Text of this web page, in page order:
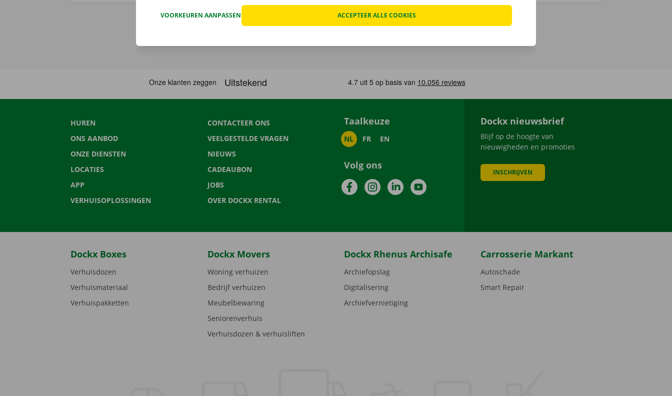
HUREN
ONS AANBOD
ONZE DIENSTEN
LOCATIES
APP
VERHUISOPLOSSINGEN
CONTACTEER ONS
VEELGESTELDE VRAGEN
NIEUWS
CADEAUBON
JOBS
OVER DOCKX RENTAL
Taalkeuze
NL FR EN
Volg ons
FacebookInstagramLinkedInYouTube
Dockx nieuwsbrief
Blijf op de hoogte van
nieuwigheden en promoties
INSCHRIJVEN
Dockx Boxes
Verhuisdozen
Verhuismateriaal
Verhuispakketten
Dockx Movers
Woning verhuizen
Bedrijf verhuizen
Meubelbewaring
Seniorenverhuis
Verhuisdozen & verhuisliften
Dockx Rhenus Archisafe
Archiefopslag
Digitalisering
Archiefvernietiging
Carrosserie Markant
Autoschade
Smart Repair
VOORKEUREN AANPASSEN ACCEPTEER ALLE COOKIES